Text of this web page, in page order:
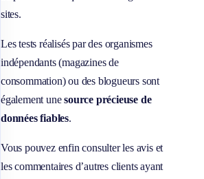
sites.
Les tests réalisés par des organismes
indépendants (magazines de
consommation) ou des blogueurs sont
également unesource précieuse de
données fiables.
Vous pouvez enfin consulter les avis et
les commentaires d’autres clients ayant